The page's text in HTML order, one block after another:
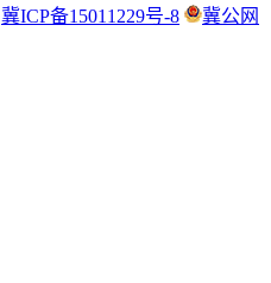
冀ICP备15011229号-8
冀公网